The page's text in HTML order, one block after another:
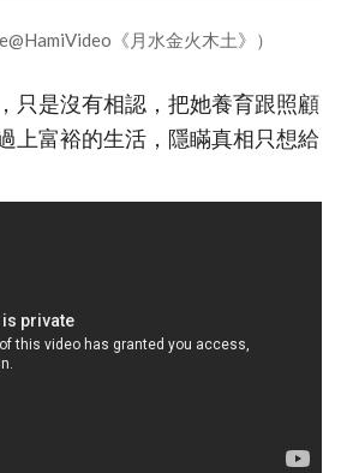
《月水金火木土》）
只是沒有相認，把她養育跟照顧
上富裕的生活，隱瞞真相只想給